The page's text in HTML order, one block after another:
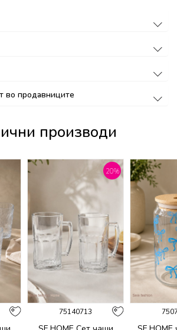
во продавниците
производи
20%
75140713